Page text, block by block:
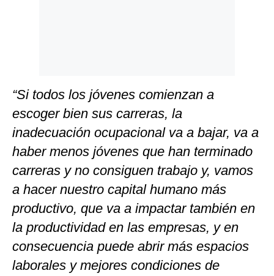
“Si todos los jóvenes comienzan a
escoger bien sus carreras, la
inadecuación ocupacional va a bajar, va a
haber menos jóvenes que han terminado
carreras y no consiguen trabajo y, vamos
a hacer nuestro capital humano más
productivo, que va a impactar también en
la productividad en las empresas, y en
consecuencia puede abrir más espacios
laborales y mejores condiciones de